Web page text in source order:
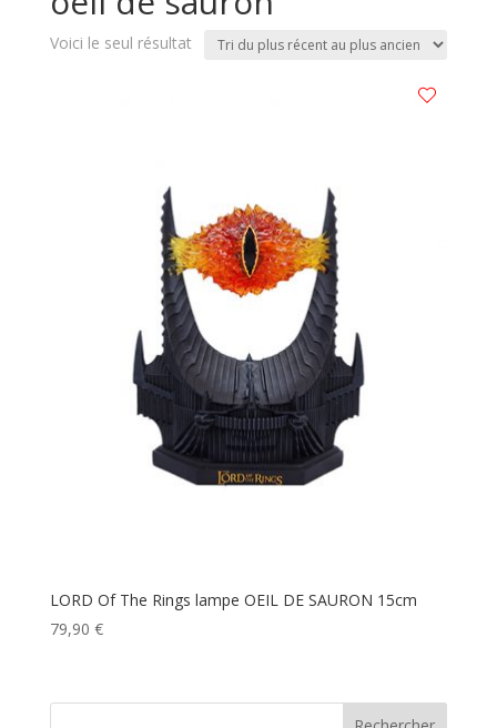
Voici le seul résultat
LORD Of The Rings lampe OEIL DE SAURON 15cm
79,90 €